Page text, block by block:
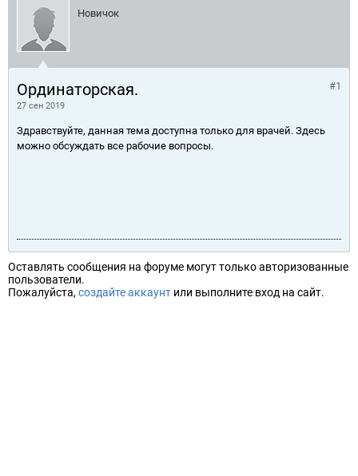
Новичок
Ординаторская.
27 сен 2019
#1
Здравствуйте, данная тема доступна только для врачей. Здесь
можно обсуждать все рабочие вопросы.
Оставлять сообщения на форуме могут только авторизованные
пользователи.
Пожалуйста, создайте аккаунт или выполните вход на сайт.